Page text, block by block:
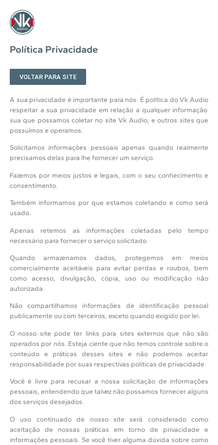
Política Privacidade
VOLTAR PARA SITE
A sua privacidade é importante para nós. É política doVk Audio
respeitar a sua privacidade em relação a qualquer informação
sua que possamos coletar no siteVk Audio, e outros sites que
possuímos e operamos.
Solicitamos informações pessoais apenas quando realmente
precisamos delas para lhe fornecer um serviço.
Fazemos por meios justos e legais, com o seu conhecimento e
consentimento.
Também informamos por que estamos coletando e como será
usado.
Apenas retemos as informações coletadas pelo tempo
necessário para fornecer o serviço solicitado.
Quando armazenamos dados, protegemos em meios
comercialmente aceitáveis para evitar perdas e roubos, bem
como acesso, divulgação, cópia, uso ou modificação não
autorizada.
Não compartilhamos informações de identificação pessoal
publicamente ou com terceiros, exceto quando exigido por lei.
O nosso site pode ter links para sites externos que não são
operados por nós. Esteja ciente que não temos controle sobre o
conteúdo e práticas desses sites e não podemos aceitar
responsabilidade por suas respectivas políticas de privacidade.
Você é livre para recusar a nossa solicitação de informações
pessoais, entendendo que talvez não possamos fornecer alguns
dos serviços desejados.
O uso continuado de nosso site será considerado como
aceitação de nossas práticas em torno de privacidade e
informações pessoais. Se você tiver alguma dúvida sobre como